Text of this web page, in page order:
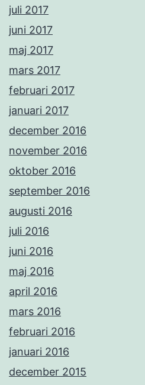
juli 2017
juni 2017
maj 2017
mars 2017
februari 2017
januari 2017
december 2016
november 2016
oktober 2016
september 2016
augusti 2016
juli 2016
juni 2016
maj 2016
april 2016
mars 2016
februari 2016
januari 2016
december 2015